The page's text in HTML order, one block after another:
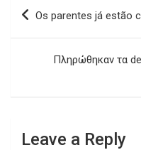
Post
navigation
Os parentes já estão
Πληρώθηκαν τα
Leave a Reply